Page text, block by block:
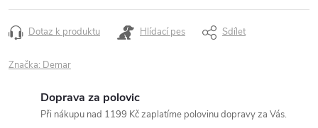
Dotaz k produktu Hlídací pes Sdílet
Značka: Demar
Doprava za polovic
Při nákupu nad 1199 Kč zaplatíme polovinu dopravy za Vás.